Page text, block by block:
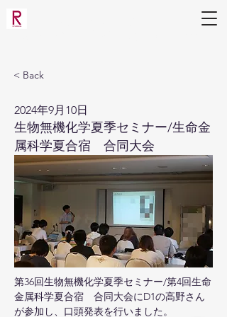
< Back
2024年9月10日
生物無機化学夏季セミナー/生命金
属科学夏合宿 合同大会
第36回生物無機化学夏季セミナー/第4回生命
金属科学夏合宿　合同大会にD1の高野さん
が参加し、口頭発表を行いました。